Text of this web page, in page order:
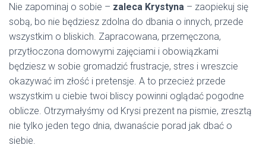
Nie zapominaj o sobie – zaleca Krystyna – zaopiekuj się
sobą, bo nie będziesz zdolna do dbania o innych, przede
wszystkim o bliskich. Zapracowana, przemęczona,
przytłoczona domowymi zajęciami i obowiązkami
będziesz w sobie gromadzić frustracje, stres i wreszcie
okazywać im złość i pretensje. A to przecież przede
wszystkim u ciebie twoi bliscy powinni oglądać pogodne
oblicze. Otrzymałyśmy od Krysi prezent na pismie, zresztą
nie tylko jeden tego dnia, dwanaście porad jak dbać o
siebie.